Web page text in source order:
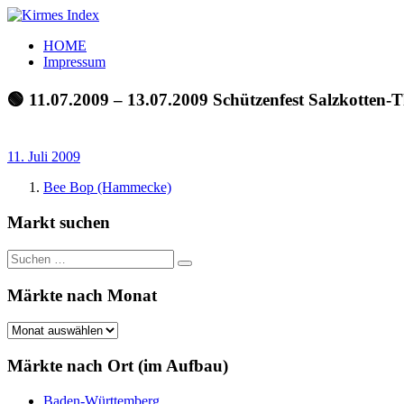
Zum
springen
Kirmes
Index
Tourpläne
der
letzten
HOME
Impressum
🟢 11.07.2009 – 13.07.2009 Schützenfest Salzkotten-
11. Juli 2009
Bee Bop (Hammecke)
Markt suchen
Suchen
nach:
Suchen
Märkte nach Monat
Märkte
Monat
Märkte nach Ort (im Aufbau)
Baden-Württemberg